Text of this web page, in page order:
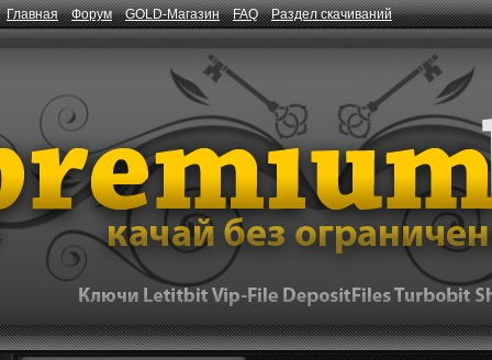
Главная Форум GOLD-Магазин FAQ Раздел скачиваний